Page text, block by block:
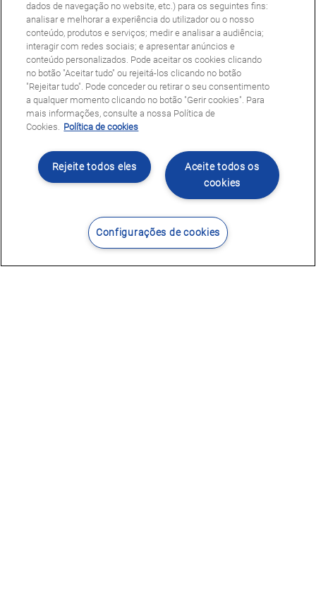
Contacte-nos Encontrar Centro
dados de navegação no website, etc.) para os seguintes fins:
analisar e melhorar a experiência do utilizador ou o nosso
conteúdo, produtos e serviços; medir e analisar a audiência;
interagir com redes sociais; e apresentar anúncios e
conteúdo personalizados. Pode aceitar os cookies clicando
no botão "Aceitar tudo" ou rejeitá-los clicando no botão
"Rejeitar tudo". Pode conceder ou retirar o seu consentimento
a qualquer momento clicando no botão "Gerir cookies". Para
mais informações, consulte a nossa Política de
Cookies. Política de cookies
Aceite todos os
cookies
Rejeite todos eles
Configurações de cookies